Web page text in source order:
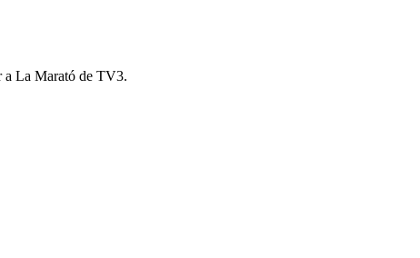
a La Marató de TV3.